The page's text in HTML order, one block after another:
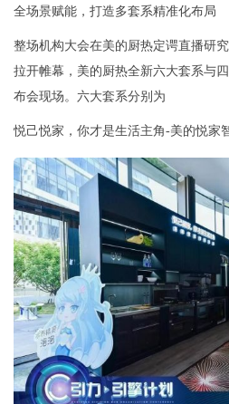
全场景赋能，打造多套系精准化布局
整场机构大会在美的厨热定谔直播研
拉开帷幕，美的厨热全新六大套系与
布会现场。六大套系分别为
悦己悦家，你才是生活主角-美的悦家